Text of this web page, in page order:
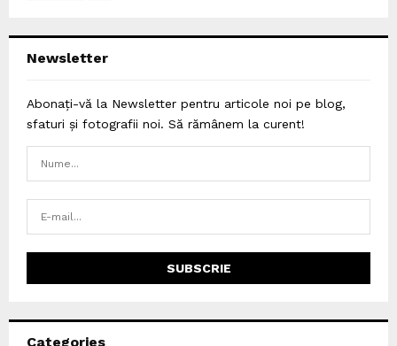
Newsletter
Abonați-vă la Newsletter pentru articole noi pe blog,
sfaturi și fotografii noi. Să rămânem la curent!
Categories